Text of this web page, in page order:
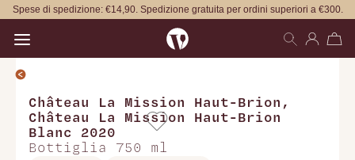
Spese di spedizione: €14,90. Spedizione gratuita per ordini superiori a €300.
Château La Mission Haut-Brion ,
Château La Mission Haut-Brion
Blanc 2020
Bottiglia 750 ml